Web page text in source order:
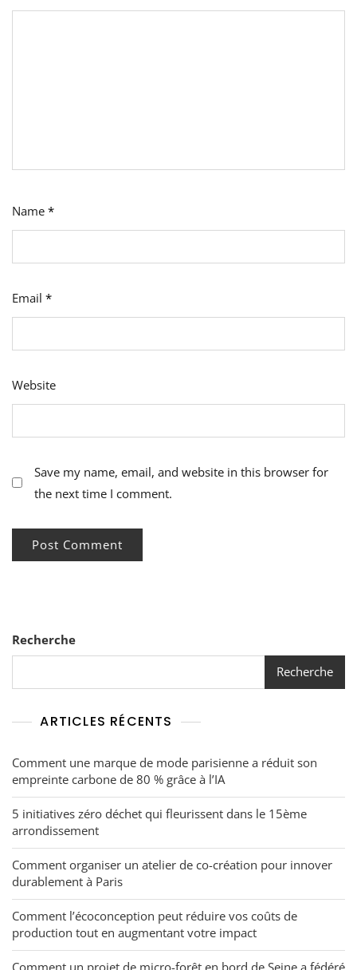
Name *
Email *
Website
Save my name, email, and website in this browser for
the next time I comment.
Recherche
Recherche
ARTICLES RÉCENTS
Comment une marque de mode parisienne a réduit son
empreinte carbone de 80 % grâce à l’IA
5 initiatives zéro déchet qui fleurissent dans le 15ème
arrondissement
Comment organiser un atelier de co-création pour innover
durablement à Paris
Comment l’écoconception peut réduire vos coûts de
production tout en augmentant votre impact
Comment un projet de micro-forêt en bord de Seine a fédéré